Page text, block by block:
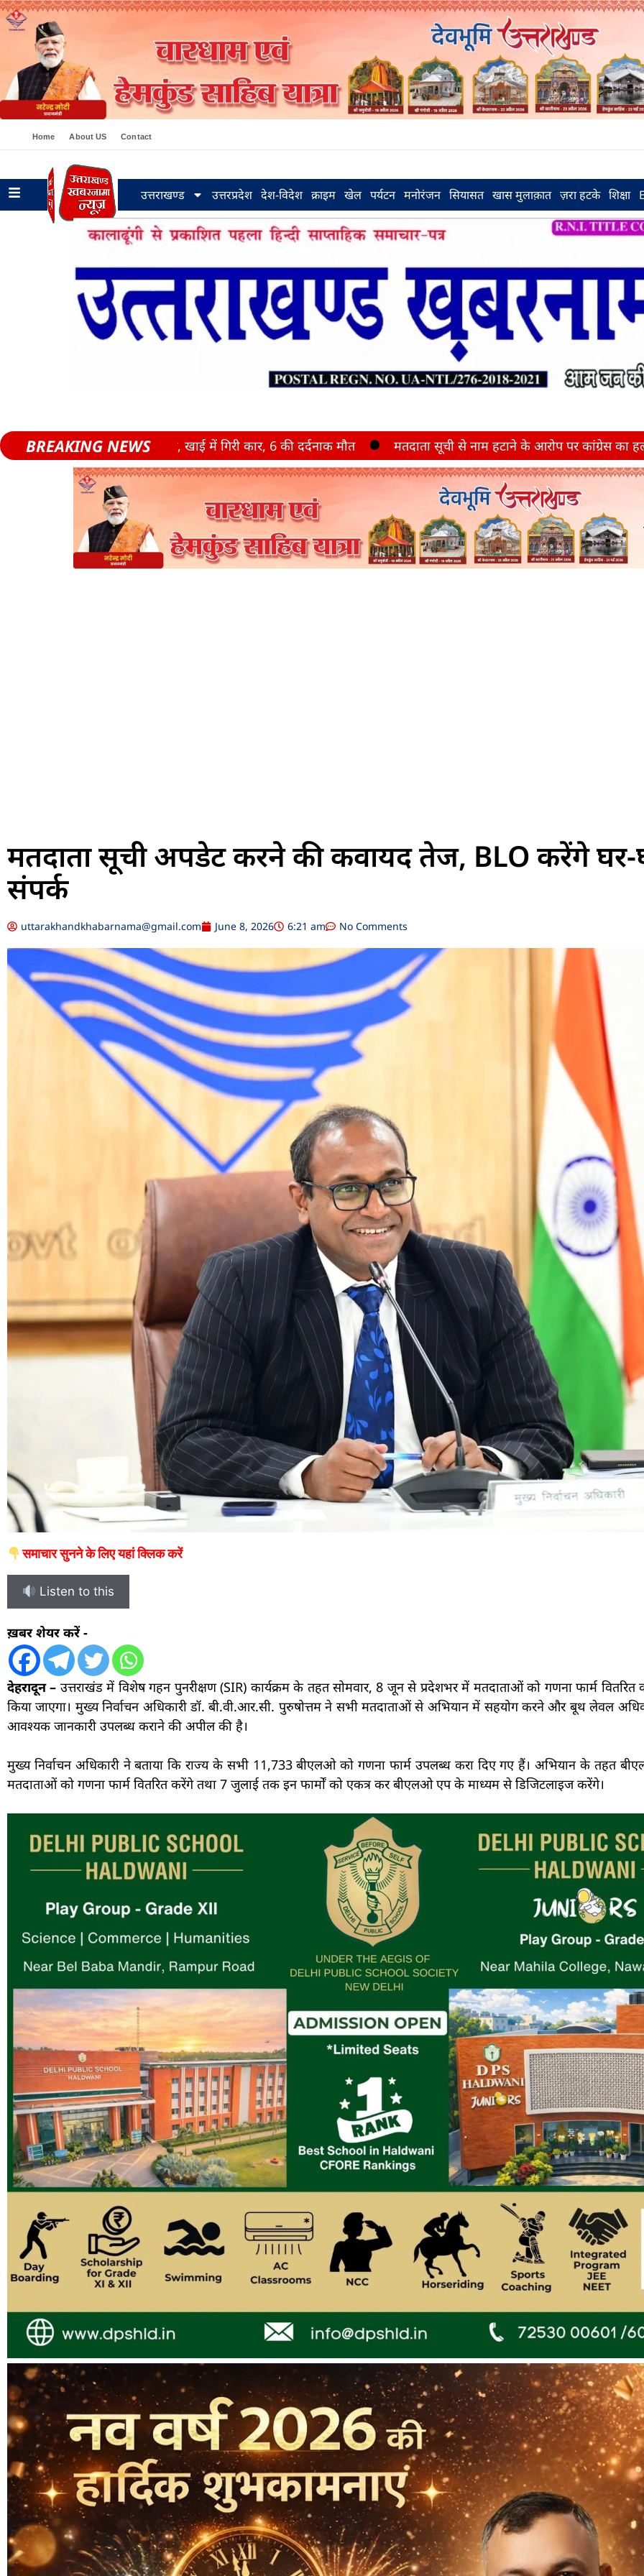
Home About US Contact
उत्तराखण्ड उत्तरप्रदेश देश-विदेश क्राइम खेल पर्यटन मनोरंजन सियासत खास मुलाक़ात ज़रा हटके शिक्षा
BREAKING NEWS
पूरा परिवार, खाई में गिरी कार, 6 की दर्दनाक मौत मतदाता सूची से नाम हटाने के आरोप पर कांग्रेस का हल्ला बोल, एसडीएम
मतदाता सूची अपडेट करने की कवायद तेज, BLO करेंगे घर-
संपर्क
uttarakhandkhabarnama@gmail.com June 8, 2026 6:21 am No Comments
समाचार सुनने के लिए यहां क्लिक करें
Listen to this
ख़बर शेयर करें -
देहरादून – उत्तराखंड में विशेष गहन पुनरीक्षण (SIR) कार्यक्रम के तहत सोमवार, 8 जून से प्रदेशभर में मतदाताओं को गणना फार्म
किया जाएगा। मुख्य निर्वाचन अधिकारी डॉ. बी.वी.आर.सी. पुरुषोत्तम ने सभी मतदाताओं से अभियान में सहयोग करने और बूथ लेवल
आवश्यक जानकारी उपलब्ध कराने की अपील की है।
मुख्य निर्वाचन अधिकारी ने बताया कि राज्य के सभी 11,733 बीएलओ को गणना फार्म उपलब्ध करा दिए गए हैं। अभियान के तहत
मतदाताओं को गणना फार्म वितरित करेंगे तथा 7 जुलाई तक इन फार्मों को एकत्र कर बीएलओ एप के माध्यम से डिजिटलाइज करेंगे।